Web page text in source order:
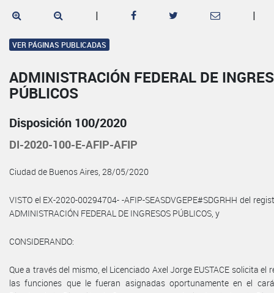
VER PÁGINAS PUBLICADAS
ADMINISTRACIÓN FEDERAL DE
PÚBLICOS
Disposición 100/2020
DI-2020-100-E-AFIP-AFIP
Ciudad de Buenos Aires, 28/05/2020
VISTO el EX-2020-00294704- -AFIP-SEASDVGEPE#SDGRHH del
ADMINISTRACIÓN FEDERAL DE INGRESOS PÚBLICOS, y
CONSIDERANDO:
Que a través del mismo, el Licenciado Axel Jorge EUSTACE solicita el
las funciones que le fueran asignadas oportunamente en el